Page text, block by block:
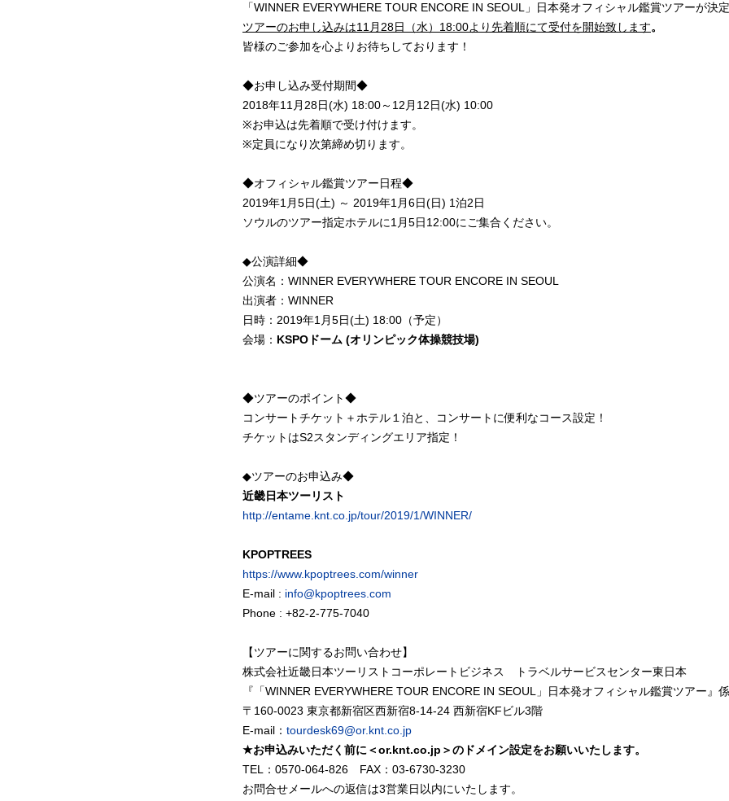
「WINNER EVERYWHERE TOUR ENCORE IN SEOUL」日本発オフィシャル鑑賞ツアーが決定
ツアーのお申し込みは11月28日（水）18:00より先着順にて受付を開始致します。
皆様のご参加を心よりお待ちしております！
◆お申し込み受付期間◆
2018年11月28日(水) 18:00～12月12日(水) 10:00
※お申込は先着順で受け付けます。
※定員になり次第締め切ります。
◆オフィシャル鑑賞ツアー日程◆
2019年1月5日(土) ～ 2019年1月6日(日) 1泊2日
ソウルのツアー指定ホテルに1月5日12:00にご集合ください。
◆公演詳細◆
公演名：WINNER EVERYWHERE TOUR ENCORE IN SEOUL
出演者：WINNER
日時：2019年1月5日(土) 18:00（予定）
会場： KSPO ドーム (オリンピック体操競技場)
◆ツアーのポイント◆
コンサートチケット＋ホテル１泊と、コンサートに便利なコース設定！
チケットはS2スタンディングエリア指定！
◆ツアーのお申込み◆
近畿日本ツーリスト
http://entame.knt.co.jp/tour/2019/1/WINNER/
KPOPTREES
https://www.kpoptrees.com/winner
E-mail : info@kpoptrees.com
Phone : +82-2-775-7040
【ツアーに関するお問い合わせ】
株式会社近畿日本ツーリストコーポレートビジネス トラベルサービスセンター東日本
『「WINNER EVERYWHERE TOUR ENCORE IN SEOUL」日本発オフィシャル鑑賞ツアー』係
〒160-0023 東京都新宿区西新宿8-14-24 西新宿KFビル3階
E-mail： tourdesk69@or.knt.co.jp
★お申込みいただく前に＜or.knt.co.jp ＞のドメイン設定をお願いいたします。
TEL：0570-064-826 FAX：03-6730-3230
お問合せメールへの返信は3営業日以内にいたします。